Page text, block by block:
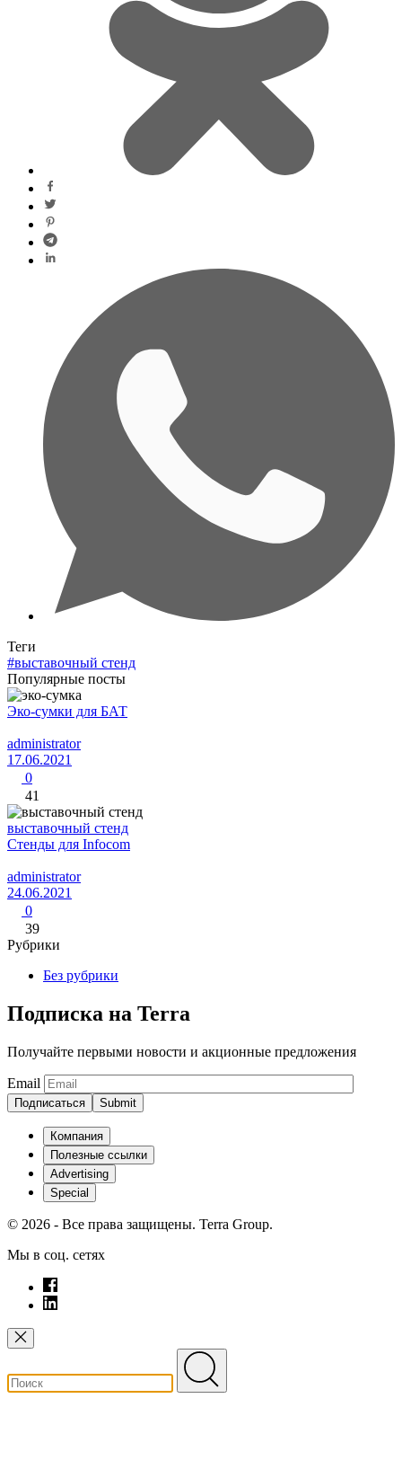
Теги
#выставочный стенд
Популярные посты
Эко-сумки для БАТ
administrator
17.06.2021
0
41
выставочный стенд
Стенды для Infocom
administrator
24.06.2021
0
39
Рубрики
Без рубрики
Подписка на Terra
Получайте первыми новости и акционные предложения
Email
Подписаться
Компания
Полезные ссылки
Advertising
Special
© 2026 - Все права защищены. Terra Group.
Мы в соц. сетях